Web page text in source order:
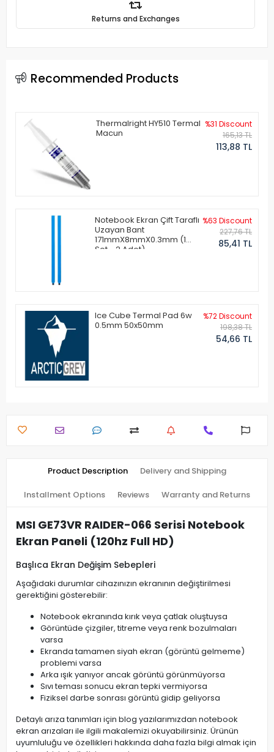
Returns and Exchanges
Recommended Products
Thermalright HY510 Termal
Macun
%31 Discount
165,13 TL
113,88 TL
Notebook Ekran Çift Taraflı
Uzayan Bant
171mmX8mmX0.3mm (1
Set - 2 Adet)
%63 Discount
227,76 TL
85,41 TL
Ice Cube Termal Pad 6w
0.5mm 50x50mm
%72 Discount
198,38 TL
54,66 TL
Product Description Delivery and Shipping
Installment Options Reviews Warranty and Returns
MSI GE73VR RAIDER-066 Serisi Notebook
Ekran Paneli (120hz Full HD)
Başlıca Ekran Değişim Sebepleri
Aşağıdaki durumlar cihazınızın ekranının değiştirilmesi
gerektiğini gösterebilir:
Notebook ekranında kırık veya çatlak oluştuysa
Görüntüde çizgiler, titreme veya renk bozulmaları
varsa
Ekranda tamamen siyah ekran (görüntü gelmeme)
problemi varsa
Arka ışık yanıyor ancak görüntü görünmüyorsa
Sıvı teması sonucu ekran tepki vermiyorsa
Fiziksel darbe sonrası görüntü gidip geliyorsa
Detaylı arıza tanımları için blog yazılarımızdan notebook
ekran arızaları ile ilgili makalemizi okuyabilirsiniz. Ürünün
uyumluluğu ve özellikleri hakkında daha fazla bilgi almak için